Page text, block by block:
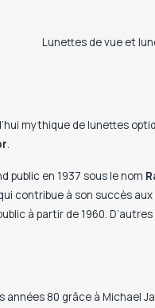
Lunettes de vue et
mythique de lunettes
.
public en 1937 sous le nom
contribue à son succès
à partir de 1960.
années 80 grâce à Michael